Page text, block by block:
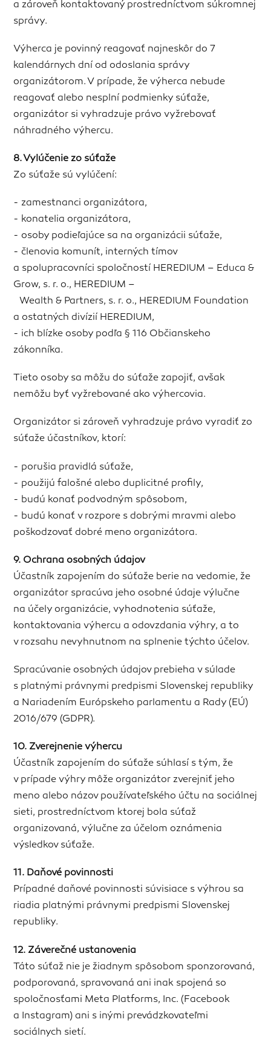
a zároveň kontaktovaný prostredníctvom súkromnej
správy.
Výherca je povinný reagovať najneskôr do 7
kalendárnych dní od odoslania správy
organizátorom. V prípade, že výherca nebude
reagovať alebo nesplní podmienky súťaže,
organizátor si vyhradzuje právo vyžrebovať
náhradného výhercu.
8. Vylúčenie zo súťaže
Zo súťaže sú vylúčení:
- zamestnanci organizátora,
- konatelia organizátora,
- osoby podieľajúce sa na organizácii súťaže,
- členovia komunít, interných tímov
a spolupracovníci spoločností HEREDIUM – Educa &
Grow, s. r. o., HEREDIUM –
Wealth & Partners, s. r. o., HEREDIUM Foundation
a ostatných divízií HEREDIUM,
- ich blízke osoby podľa § 116 Občianskeho
zákonníka.
Tieto osoby sa môžu do súťaže zapojiť, avšak
nemôžu byť vyžrebované ako výhercovia.
Organizátor si zároveň vyhradzuje právo vyradiť zo
súťaže účastníkov, ktorí:
- porušia pravidlá súťaže,
- použijú falošné alebo duplicitné profily,
- budú konať podvodným spôsobom,
- budú konať v rozpore s dobrými mravmi alebo
poškodzovať dobré meno organizátora.
9. Ochrana osobných údajov
Účastník zapojením do súťaže berie na vedomie, že
organizátor spracúva jeho osobné údaje výlučne
na účely organizácie, vyhodnotenia súťaže,
kontaktovania výhercu a odovzdania výhry, a to
v rozsahu nevyhnutnom na splnenie týchto účelov.
Spracúvanie osobných údajov prebieha v súlade
s platnými právnymi predpismi Slovenskej republiky
a Nariadením Európskeho parlamentu a Rady (EÚ)
2016/679 (GDPR).
10. Zverejnenie výhercu
Účastník zapojením do súťaže súhlasí s tým, že
v prípade výhry môže organizátor zverejniť jeho
meno alebo názov používateľského účtu na sociálnej
sieti, prostredníctvom ktorej bola súťaž
organizovaná, výlučne za účelom oznámenia
výsledkov súťaže.
11. Daňové povinnosti
Prípadné daňové povinnosti súvisiace s výhrou sa
riadia platnými právnymi predpismi Slovenskej
republiky.
12. Záverečné ustanovenia
Táto súťaž nie je žiadnym spôsobom sponzorovaná,
podporovaná, spravovaná ani inak spojená so
spoločnosťami Meta Platforms, Inc. (Facebook
a Instagram) ani s inými prevádzkovateľmi
sociálnych sietí.